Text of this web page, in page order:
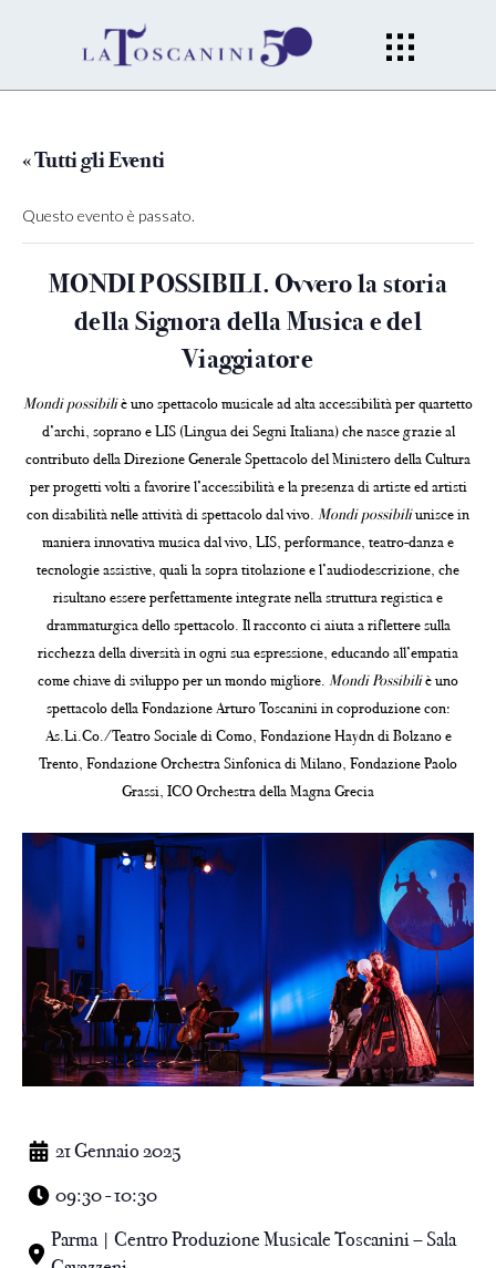
« Tutti gli Eventi
Questo evento è passato.
MONDI POSSIBILI. Ovvero la storia
della Signora della Musica e del
Viaggiatore
Mondi possibiliè uno spettacolo musicale ad alta accessibilità per quartetto
d’archi, soprano e LIS (Lingua dei Segni Italiana) che nasce grazie al
contributo della Direzione Generale Spettacolo del Ministero della Cultura
per progetti volti a favorire l’accessibilità e la presenza di artiste ed artisti
con disabilità nelle attività di spettacolo dal vivo. Mondi possibiliunisce in
maniera innovativa musica dal vivo, LIS, performance, teatro-danza e
tecnologie assistive, quali la sopra titolazione e l’audiodescrizione, che
risultano essere perfettamente integrate nella struttura registica e
drammaturgica dello spettacolo. Il racconto ci aiuta a riflettere sulla
ricchezza della diversità in ogni sua espressione, educando all’empatia
come chiave di sviluppo per un mondo migliore. Mondi Possibiliè uno
spettacolo della Fondazione Arturo Toscanini in coproduzione con:
As.Li.Co./Teatro Sociale di Como, Fondazione Haydn di Bolzano e
Trento, Fondazione Orchestra Sinfonica di Milano, Fondazione Paolo
Grassi, ICO Orchestra della Magna Grecia
21 Gennaio 2025
09:30 - 10:30
Parma | Centro Produzione Musicale Toscanini – Sala